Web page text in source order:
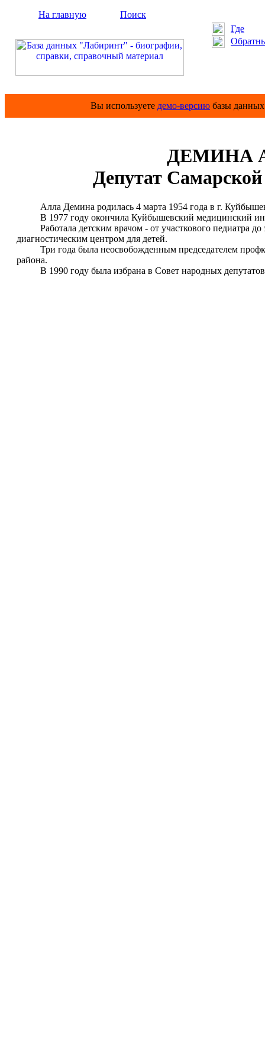
На главную
Поиск
Где
Вы используете демо-версию базы
ДЕМИНА
Депутат
Алла Демина родилась 4 марта 1954 года в г.
В 1977 году окончила Куйбышевский медицинский
Работала детским врачом - от участкового педиатра до
диагностическим центром для детей.
Три года была неосвобожденным председателем
района.
В 1990 году была избрана в Совет народных депутатов